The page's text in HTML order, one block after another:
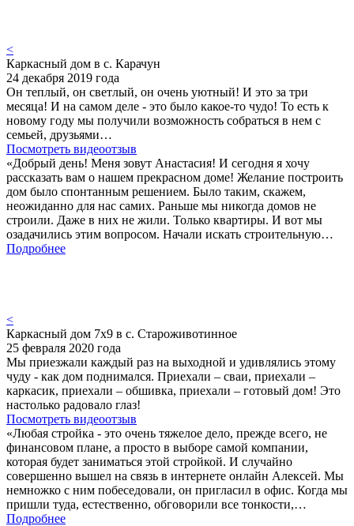
<
Каркасный дом в с. Карачун
24 декабря 2019 года
Он теплый, он светлый, он очень уютный! И это за три
месяца! И на самом деле - это было какое-то чудо! То есть к
новому году мы получили возможность собраться в нем с
семьей, друзьями…
Посмотреть видеоотзыв
«Добрый день! Меня зовут Анастасия! И сегодня я хочу
рассказать вам о нашем прекрасном доме! Желание построить
дом было спонтанным решением. Было таким, скажем,
неожиданно для нас самих. Раньше мы никогда домов не
строили. Даже в них не жили. Только квартиры. И вот мы
озадачились этим вопросом. Начали искать строительную…
Подробнее
<
Каркасный дом 7х9 в с. Староживотинное
25 февраля 2020 года
Мы приезжали каждый раз на выходной и удивлялись этому
чуду - как дом поднимался. Приехали – сваи, приехали –
каркасик, приехали – обшивка, приехали – готовый дом! Это
настолько радовало глаз!
Посмотреть видеоотзыв
«Любая стройка - это очень тяжелое дело, прежде всего, не
финансовом плане, а просто в выборе самой компании,
которая будет заниматься этой стройкой. И случайно
совершенно вышел на связь в интернете онлайн Алексей. Мы
немножко с ним побеседовали, он пригласил в офис. Когда мы
пришли туда, естественно, обговорили все тонкости,…
Подробнее